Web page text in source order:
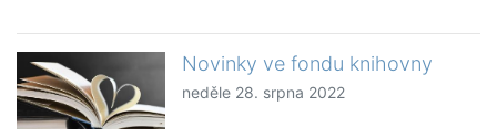
Novinky ve fondu knihovny
neděle 28. srpna 2022